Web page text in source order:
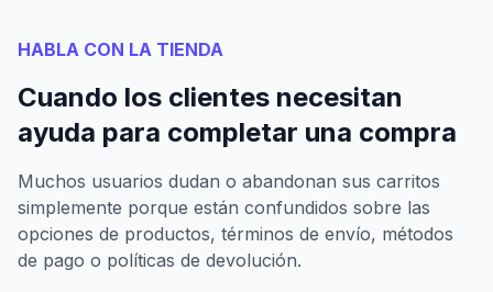
HABLA CON LA TIENDA
Cuando los clientes necesitan
ayuda para completar una compra
Muchos usuarios dudan o abandonan sus carritos
simplemente porque están confundidos sobre las
opciones de productos, términos de envío, métodos
de pago o políticas de devolución.